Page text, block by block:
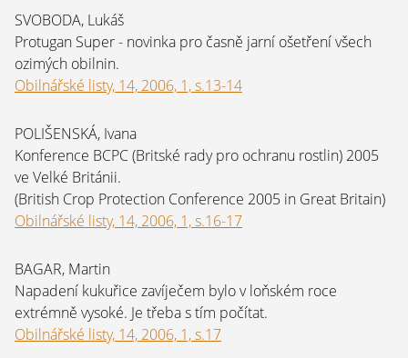
SVOBODA, Lukáš
Protugan Super - novinka pro časně jarní ošetření všech
ozimých obilnin.
Obilnářské listy, 14, 2006, 1, s.13-14
POLIŠENSKÁ, Ivana
Konference BCPC (Britské rady pro ochranu rostlin) 2005
ve Velké Británii.
(British Crop Protection Conference 2005 in Great Britain)
Obilnářské listy, 14, 2006, 1, s.16-17
BAGAR, Martin
Napadení kukuřice zavíječem bylo v loňském roce
extrémně vysoké. Je třeba s tím počítat.
Obilnářské listy, 14, 2006, 1, s.17